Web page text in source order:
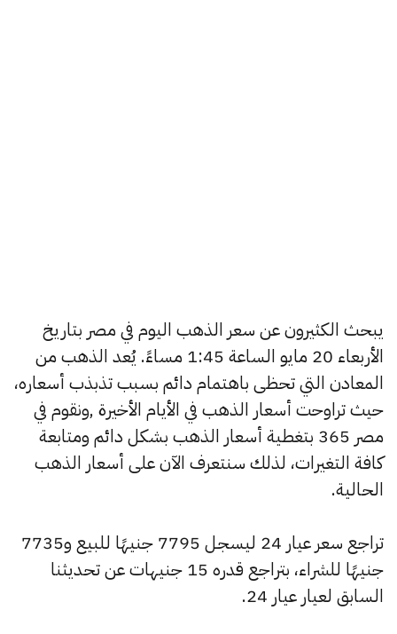
يبحث الكثيرون عن سعر الذهب اليوم في مصر بتاريخ
الأربعاء 20 مايو الساعة 1:45 مساءً. يُعد الذهب من
المعادن التي تحظى باهتمام دائم بسبب تذبذب أسعاره،
حيث تراوحت أسعار الذهب في الأيام الأخيرة ,ونقوم في
مصر 365 بتغطية أسعار الذهب بشكل دائم ومتابعة
كافة التغيرات، لذلك سنتعرف الآن على أسعار الذهب
الحالية.
تراجع سعر عيار 24 ليسجل 7795 جنيهًا للبيع و7735
جنيهًا للشراء، بتراجع قدره 15 جنيهات عن تحديثنا
السابق لعيار عيار 24.